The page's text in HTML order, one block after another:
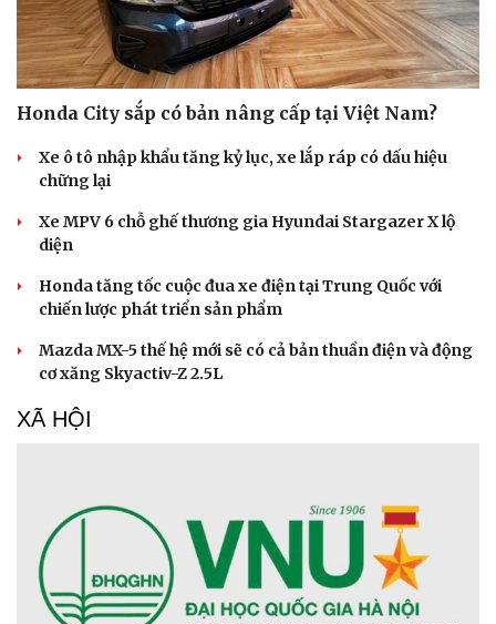
Honda City sắp có bản nâng cấp tại Việt Nam?
Xe ô tô nhập khẩu tăng kỷ lục, xe lắp ráp có dấu hiệu
chững lại
Xe MPV 6 chỗ ghế thương gia Hyundai Stargazer X lộ
diện
Honda tăng tốc cuộc đua xe điện tại Trung Quốc với
chiến lược phát triển sản phẩm
Mazda MX-5 thế hệ mới sẽ có cả bản thuần điện và động
cơ xăng Skyactiv-Z 2.5L
XÃ HỘI